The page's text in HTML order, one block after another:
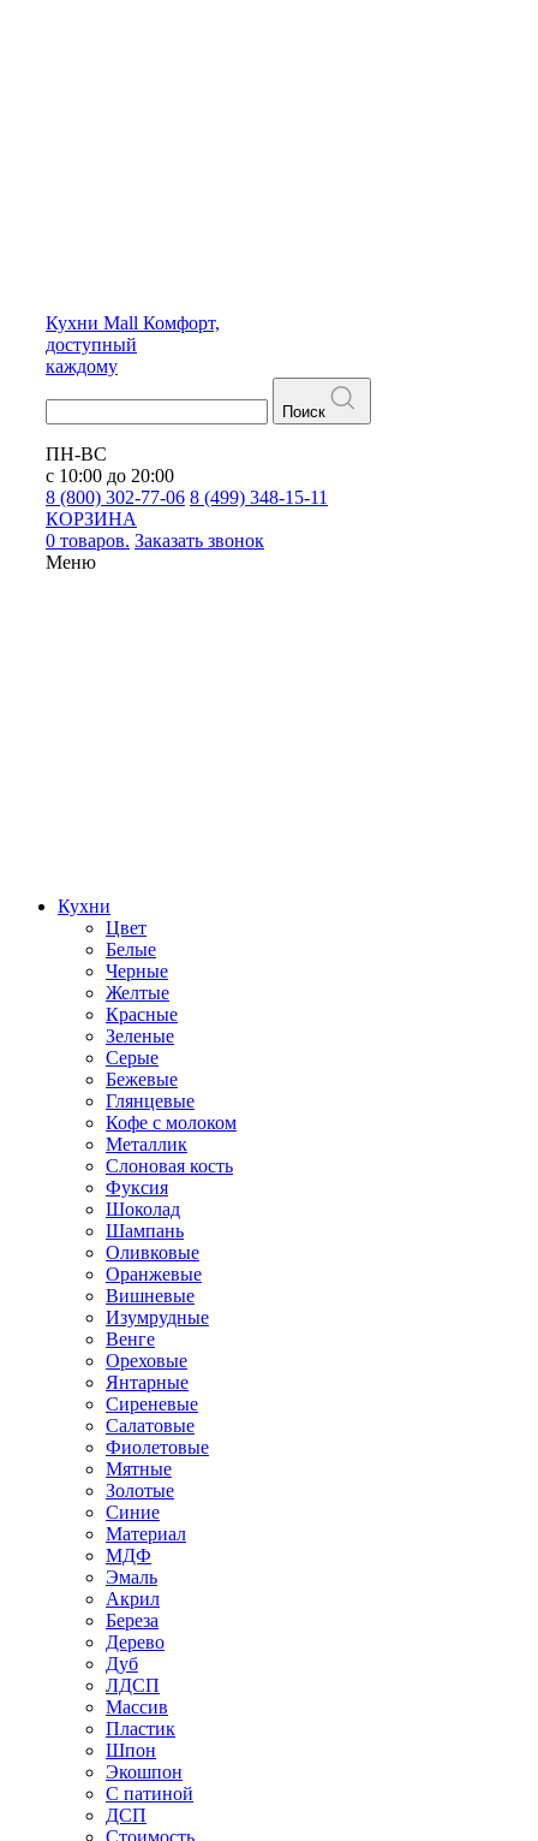
Кухни Mall Комфорт,
доступный
каждому
Поиск
ПН-ВС
с 10:00 до 20:00
8 (800) 302-77-06 8 (499) 348-15-11
КОРЗИНА
0 товаров. Заказать звонок
Меню
Кухни
Цвет
Белые
Черные
Желтые
Красные
Зеленые
Серые
Бежевые
Глянцевые
Кофе с молоком
Металлик
Слоновая кость
Фуксия
Шоколад
Шампань
Оливковые
Оранжевые
Вишневые
Изумрудные
Венге
Ореховые
Янтарные
Сиреневые
Салатовые
Фиолетовые
Мятные
Золотые
Синие
Материал
МДФ
Эмаль
Акрил
Береза
Дерево
Дуб
ЛДСП
Массив
Пластик
Шпон
Экошпон
С патиной
ДСП
Стоимость